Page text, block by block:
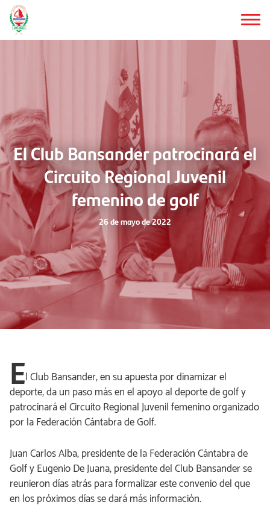
Saltar
al
contenido
El Club Bansander patrocinará el
Circuito Regional Juvenil
femenino de golf
26 de mayo de 2022
El Club Bansander, en su apuesta por dinamizar el
deporte, da un paso más en el apoyo al deporte de golf y
patrocinará el Circuito Regional Juvenil femenino organizado
por la Federación Cántabra de Golf.
Juan Carlos Alba, presidente de la Federación Cántabra de
Golf y Eugenio De Juana, presidente del Club Bansander se
reunieron días atrás para formalizar este convenio del que
en los próximos días se dará más información.